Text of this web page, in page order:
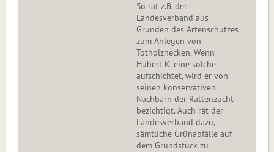
So rät z.B. der
Landesverband aus
Gründen des Artenschutzes
zum Anlegen von
Totholzhecken. Wenn
Hubert K. eine solche
aufschichtet, wird er von
seinen konservativen
Nachbarn der Rattenzucht
bezichtigt. Auch rät der
Landesverband dazu,
sämtliche Grünabfälle auf
dem Grundstück zu